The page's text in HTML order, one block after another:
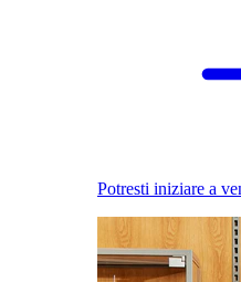
Potresti iniziare a